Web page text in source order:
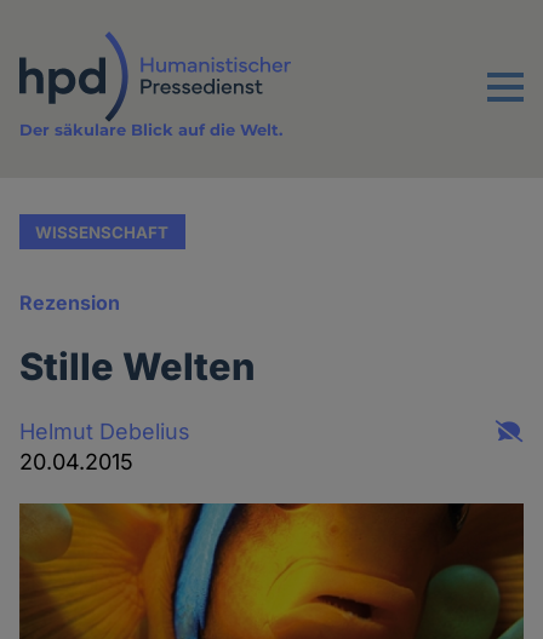
Inhalt
Menu
Der säkulare Blick auf die Welt.
WISSENSCHAFT
Rezension
Stille Welten
Helmut Debelius
20.04.2015